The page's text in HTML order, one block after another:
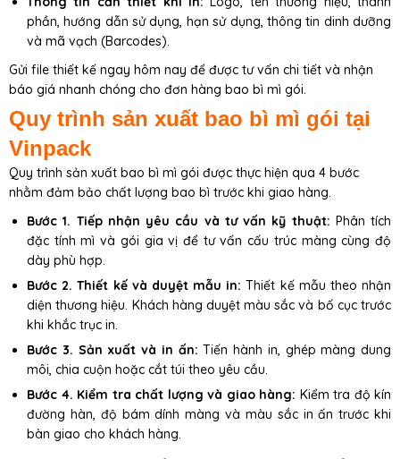
phần, hướng dẫn sử dụng, hạn sử dụng, thông tin dinh dưỡng
và mã vạch (Barcodes).
Gửi file thiết kế ngay hôm nay để được tư vấn chi tiết và nhận
báo giá nhanh chóng cho đơn hàng bao bì mì gói.
Quy trình sản xuất bao bì mì gói tại
Vinpack
Quy trình sản xuất bao bì mì gói được thực hiện qua 4 bước
nhằm đảm bảo chất lượng bao bì trước khi giao hàng.
Bước 1. Tiếp nhận yêu cầu và tư vấn kỹ thuật: Phân tích
đặc tính mì và gói gia vị để tư vấn cấu trúc màng cùng độ
dày phù hợp.
Bước 2. Thiết kế và duyệt mẫu in:Thiết kế mẫu theo nhận
diện thương hiệu. Khách hàng duyệt màu sắc và bố cục trước
khi khắc trục in.
Bước 3. Sản xuất và in ấn:Tiến hành in, ghép màng dung
môi, chia cuộn hoặc cắt túi theo yêu cầu.
Bước 4. Kiểm tra chất lượng và giao hàng: Kiểm tra độ kín
đường hàn, độ bám dính màng và màu sắc in ấn trước khi
bàn giao cho khách hàng.